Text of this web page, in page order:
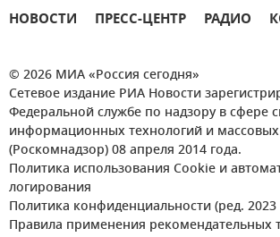
НОВОСТИ ПРЕСС-ЦЕНТР РАДИО
© 2026 МИА «Россия сегодня»
Сетевое издание РИА Новости
Федеральной службе по надзору в сфере
информационных технологий и
(Роскомнадзор) 08 апреля 2014 года.
Политика использования Cookie и
логирования
Политика конфиденциальности (ред. 2023
Правила применения рекомендательных